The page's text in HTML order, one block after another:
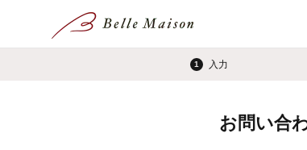
1 入力
お問い合